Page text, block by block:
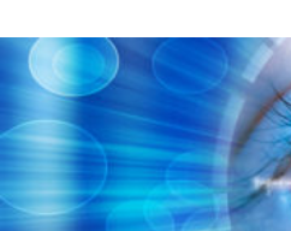
to
contentvinivida.lk